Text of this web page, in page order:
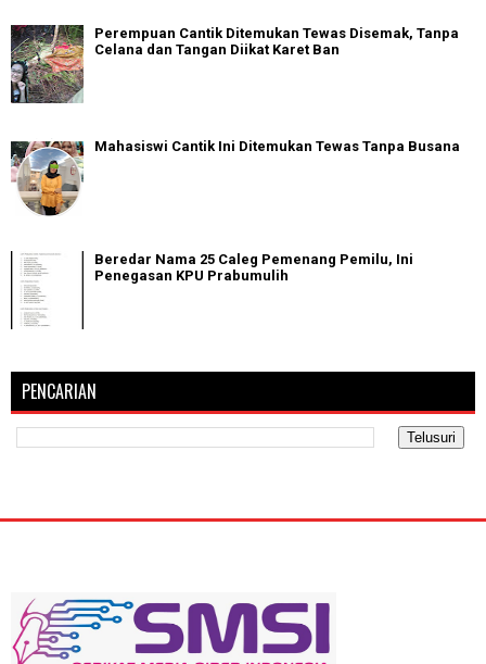
Perempuan Cantik Ditemukan Tewas Disemak, Tanpa
Celana dan Tangan Diikat Karet Ban
Mahasiswi Cantik Ini Ditemukan Tewas Tanpa Busana
Beredar Nama 25 Caleg Pemenang Pemilu, Ini
Penegasan KPU Prabumulih
PENCARIAN